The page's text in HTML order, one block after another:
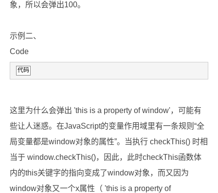
象，所以会弹出100。
示例二、
Code
代码
这里为什么会弹出 'this is a property of window'，可能有
些让人迷惑。在JavaScript的变量作用域里有一条规则“全
局变量都是window对象的属性”。当执行 checkThis() 时相
当于 window.checkThis()，因此，此时checkThis函数体
内的this关键字的指向变成了window对象，而又因为
window对象又一个x属性（ 'this is a property of